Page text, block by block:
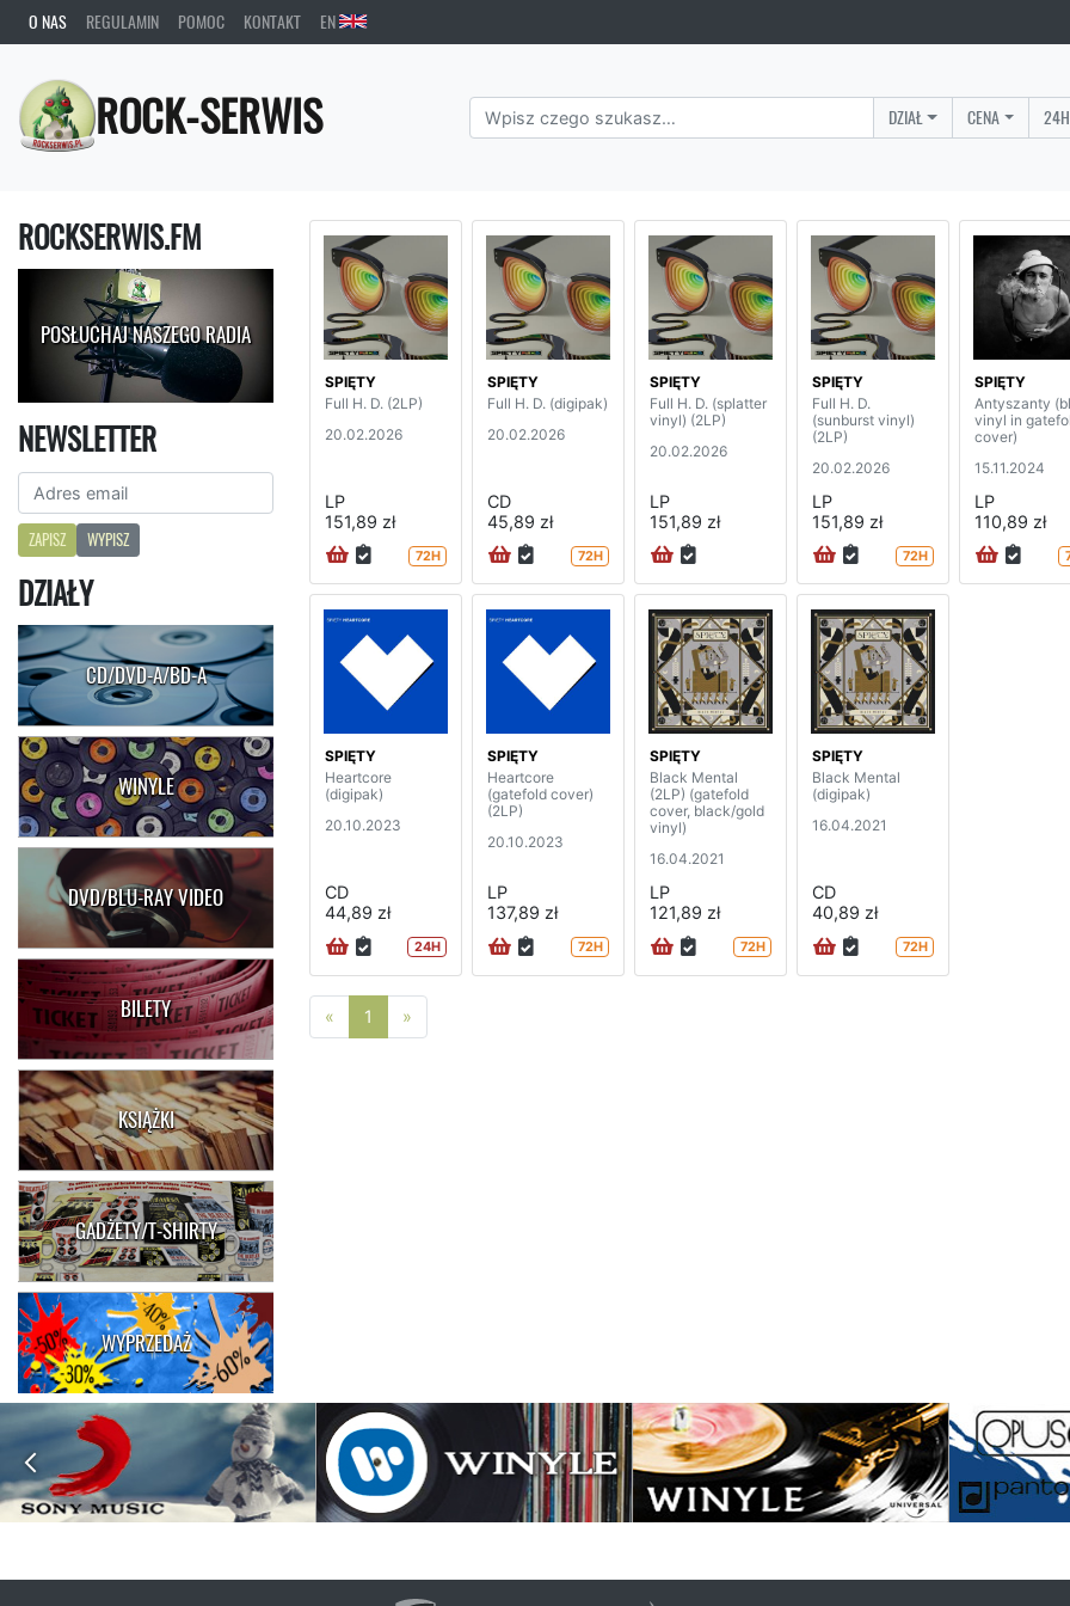
O NAS REGULAMIN POMOC KONTAKT EN
ROCK-SERWIS DZIAŁ CENA
ROCKSERWIS.FM
POSŁUCHAJ NASZEGO RADIA
NEWSLETTER
ZAPISZ WYPISZ
DZIAŁY
CD/DVD-A/BD-A
WINYLE
DVD/BLU-RAY VIDEO
BILETY
KSIĄŻKI
GADŻETY/T-SHIRTY
WYPRZEDAŻ
SPIĘTY
Full H. D. (2LP)
20.02.2026
LP
151,89 zł
72H
SPIĘTY
Full H. D. (digipak)
20.02.2026
CD
45,89 zł
72H
SPIĘTY
Full H. D. (splatter
vinyl) (2LP)
20.02.2026
LP
151,89 zł
SPIĘTY
Full H. D.
(sunburst vinyl)
(2LP)
20.02.2026
LP
151,89 zł
72H
SPIĘTY
Antyszanty
vinyl in
cover)
15.11.2024
LP
110,89 zł
SPIĘTY
Heartcore
(digipak)
20.10.2023
CD
44,89 zł
24H
SPIĘTY
Heartcore
(gatefold cover)
(2LP)
20.10.2023
LP
137,89 zł
72H
SPIĘTY
Black Mental
(2LP) (gatefold
cover, black/gold
vinyl)
16.04.2021
LP
121,89 zł
72H
SPIĘTY
Black Mental
(digipak)
16.04.2021
CD
40,89 zł
72H
« Poprzednia strona
1 »